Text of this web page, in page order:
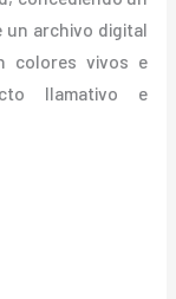
un archivo digital
colores vivos e
llamativo e